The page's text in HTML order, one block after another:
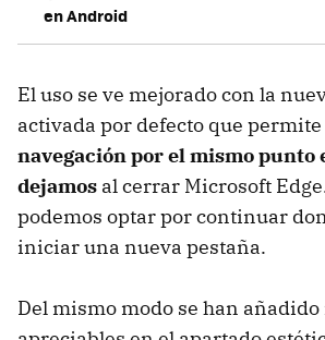
en Android
El uso se ve mejorado con la
activada por defecto que permite
navegación por el mismo punto
dejamos al cerrar Microsoft
podemos optar por continuar
iniciar una nueva pestaña.
Del mismo modo se han